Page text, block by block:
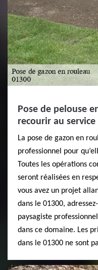
Pose de pelouse
recourir au
La pose de gazon en
professionnel pour
Toutes les opérations
seront réalisées en
vous avez un projet
dans le 01300,
paysagiste
dans ce domaine. Les
dans le 01300 ne sont